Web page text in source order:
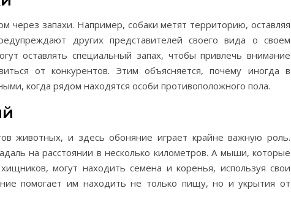
через запахи. Например, собаки метят территорию, оставляя
других представителей своего вида о своем
оставлять специальный запах, чтобы привлечь внимание
от конкурентов. Этим объясняется, почему иногда в
когда рядом находятся особи противоположного пола.
животных, и здесь обоняние играет крайне важную роль.
на расстоянии в несколько километров. А мыши, которые
могут находить семена и коренья, используя свои
помогает им находить не только пищу, но и укрытия от